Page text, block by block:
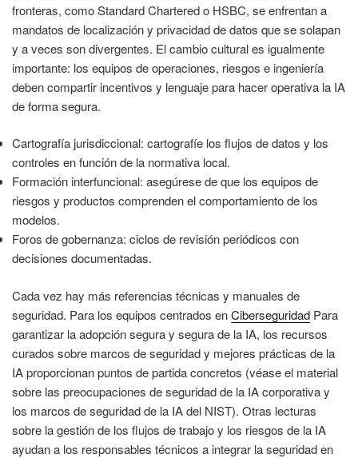
fronteras, como Standard Chartered o HSBC, se enfrentan a
mandatos de localización y privacidad de datos que se solapan
y a veces son divergentes. El cambio cultural es igualmente
importante: los equipos de operaciones, riesgos e ingeniería
deben compartir incentivos y lenguaje para hacer operativa la IA
de forma segura.
Cartografía jurisdiccional: cartografíe los flujos de datos y los
controles en función de la normativa local.
Formación interfuncional: asegúrese de que los equipos de
riesgos y productos comprenden el comportamiento de los
modelos.
Foros de gobernanza: ciclos de revisión periódicos con
decisiones documentadas.
Cada vez hay más referencias técnicas y manuales de
seguridad. Para los equipos centrados enCiberseguridad Para
garantizar la adopción segura y segura de la IA, los recursos
curados sobre marcos de seguridad y mejores prácticas de la
IA proporcionan puntos de partida concretos (véase el material
sobre las preocupaciones de seguridad de la IA corporativa y
los marcos de seguridad de la IA del NIST). Otras lecturas
sobre la gestión de los flujos de trabajo y los riesgos de la IA
ayudan a los responsables técnicos a integrar la seguridad en